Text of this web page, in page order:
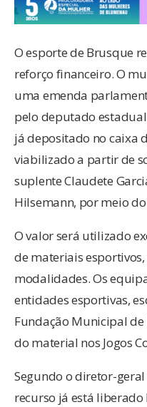
O esporte de Brusque
reforço financeiro. O
uma emenda
pelo deputado
já depositado no caixa
viabilizado a partir de
suplente Claudete
Hilsemann, por meio
O valor será utilizado
de materiais
modalidades. Os
entidades esportivas,
Fundação Municipal
do material nos Jogos
Segundo o diretor-geral
recurso já está